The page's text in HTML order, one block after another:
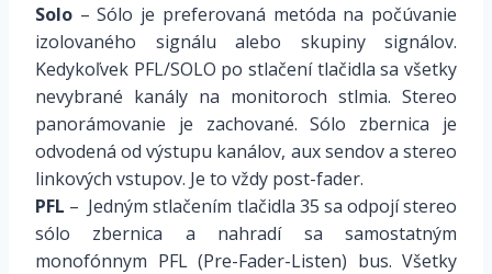
Solo – Sólo je preferovaná metóda na počúvanie
izolovaného signálu alebo skupiny signálov.
Kedykoľvek PFL/SOLO po stlačení tlačidla sa všetky
nevybrané kanály na monitoroch stlmia. Stereo
panorámovanie je zachované. Sólo zbernica je
odvodená od výstupu kanálov, aux sendov a stereo
linkových vstupov. Je to vždy post-fader.
PFL – Jedným stlačením tlačidla 35 sa odpojí stereo
sólo zbernica a nahradí sa samostatným
monofónnym PFL (Pre-Fader-Listen) bus. Všetky